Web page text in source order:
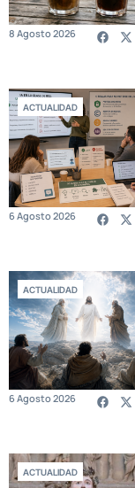
8 Agosto 2026
ACTUALIDAD
6 Agosto 2026
ACTUALIDAD
6 Agosto 2026
ACTUALIDAD